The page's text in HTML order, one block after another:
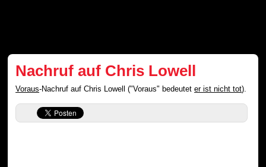
Nachruf auf Chris Lowell
Voraus-Nachruf auf Chris Lowell ("Voraus" bedeuteter ist nicht tot).